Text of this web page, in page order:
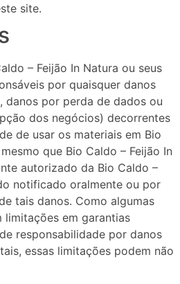
site.
– Feijão In Natura ou seus
​​por quaisquer danos
danos por perda de dados ou
dos negócios) decorrentes
de usar os materiais em Bio
que Bio Caldo – Feijão In
autorizado da Bio Caldo –
notificado oralmente ou por
tais danos. Como algumas
limitações em garantias
responsabilidade por danos
essas limitações podem não